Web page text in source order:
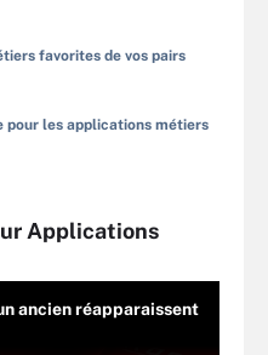
favorites de vos pairs
pour les applications métiers
Applications
ancien réapparaissent